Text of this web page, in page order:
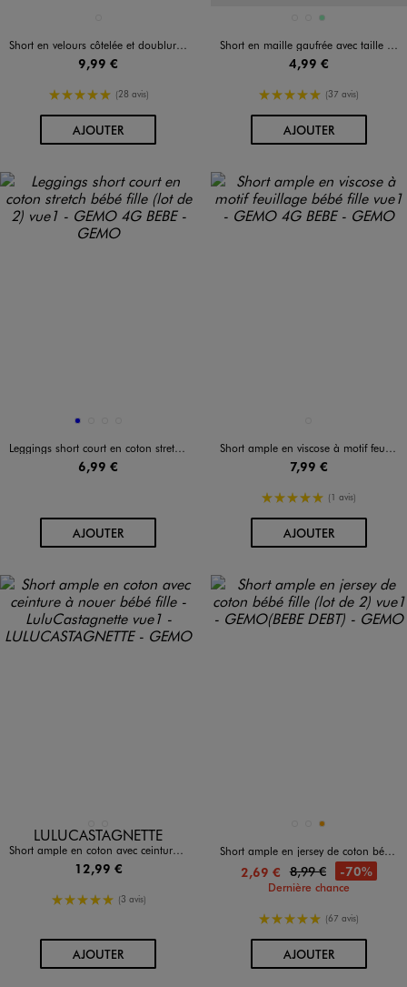
Short en velours côtelée et doublure polaire bébé fille
9,99 €
5/5 de moyenne
(28 avis)
AJOUTERAU PANIER
Disponible en 3 coloris
BLEU STANDARD
ROSE STANDARD
VERT CLAIR
Short en maille gaufrée avec taille ajustable bébé fille
4,99 €
5/5 de moyenne
(37 avis)
AJOUTERAU PANIER
Disponible en 4 coloris
BLEU
Leggings short court en coton stretch bébé fille (lot de 2)
6,99 €
AJOUTERAU PANIER
Short ample en viscose à motif feuillage bébé fille
7,99 €
5/5 de moyenne
(1 avis)
AJOUTERAU PANIER
Disponible en 2 coloris
LULUCASTAGNETTE
Short ample en coton avec ceinture à nouer bébé fille - LuluCastagnette
12,99 €
5/5 de moyenne
(3 avis)
AJOUTERAU PANIER
Disponible en 3 coloris
MULTICOLORE
MULTICOLORE
ORANGE
Short ample en jersey de coton bébé fille (lot de 2)
2,69 € 8,99 € -70%
Dernière chance
5/5 de moyenne
(67 avis)
AJOUTERAU PANIER